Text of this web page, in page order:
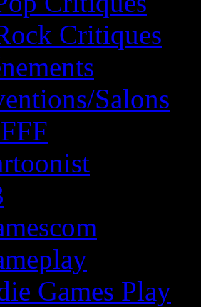
Critiques
Salons
Games Play